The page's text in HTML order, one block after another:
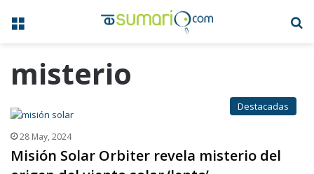
Menú
misterio
Destacadas
28 May, 2024
Misión Solar Orbiter revela misterio del